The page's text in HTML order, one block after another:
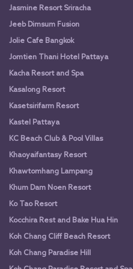
Jasmine Resort Sriracha
Jeeb Dimsum Fusion
Jolie Cafe Bangkok
Jomtien Thani Hotel Pattaya
Kacha Resort and Spa
Kasalong Resort
Kasetsirifarm Resort
Kastel Pattaya
KC Beach Club & Pool Villas
Khaoyaifantasy Resort
Khawtomhang Lampang
Khum Dam Noen Resort
Ko Tao Resort
Kocchira Rest and Bake Hua Hin
Koh Chang Cliff Beach Resort
Koh Chang Paradise Hill